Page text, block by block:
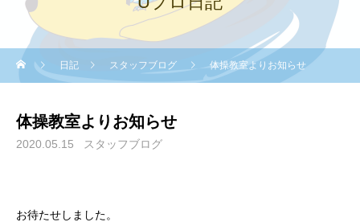
日記 スタッフブログ 体操教室よりお知らせ
体操教室よりお知らせ
2020.05.15 スタッフブログ
お待たせしました。